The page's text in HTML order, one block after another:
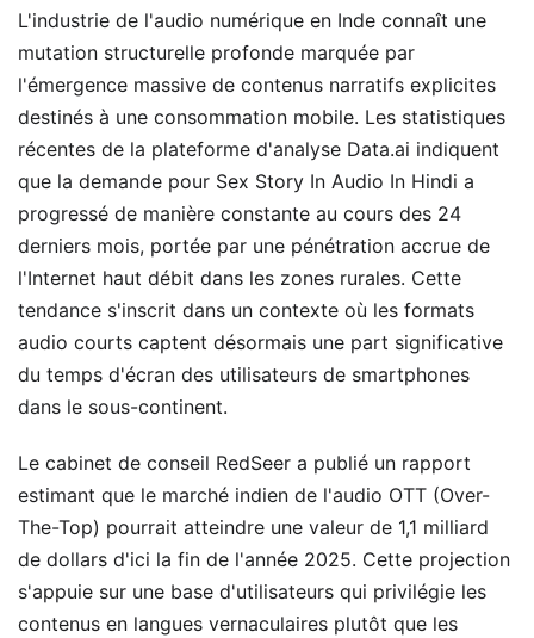
L'industrie de l'audio numérique en Inde connaît une
mutation structurelle profonde marquée par
l'émergence massive de contenus narratifs explicites
destinés à une consommation mobile. Les statistiques
récentes de la plateforme d'analyse Data.ai indiquent
que la demande pour Sex Story In Audio In Hindi a
progressé de manière constante au cours des 24
derniers mois, portée par une pénétration accrue de
l'Internet haut débit dans les zones rurales. Cette
tendance s'inscrit dans un contexte où les formats
audio courts captent désormais une part significative
du temps d'écran des utilisateurs de smartphones
dans le sous-continent.
Le cabinet de conseil RedSeer a publié un rapport
estimant que le marché indien de l'audio OTT (Over-
The-Top) pourrait atteindre une valeur de 1,1 milliard
de dollars d'ici la fin de l'année 2025. Cette projection
s'appuie sur une base d'utilisateurs qui privilégie les
contenus en langues vernaculaires plutôt que les